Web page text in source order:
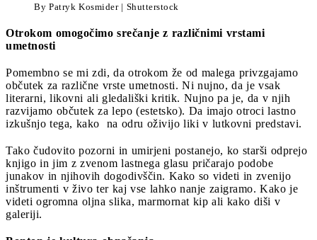
By Patryk Kosmider | Shutterstock
Otrokom omogočimo srečanje z različnimi vrstami
umetnosti
Pomembno se mi zdi, da otrokom že od malega privzgajamo
občutek za različne vrste umetnosti. Ni nujno, da je vsak
literarni, likovni ali gledališki kritik. Nujno pa je, da v njih
razvijamo občutek za lepo (estetsko). Da imajo otroci lastno
izkušnjo tega, kako na odru oživijo liki v lutkovni predstavi.
Tako čudovito pozorni in umirjeni postanejo, ko starši odprejo
knjigo in jim z zvenom lastnega glasu pričarajo podobe
junakov in njihovih dogodivščin. Kako so videti in zvenijo
inštrumenti v živo ter kaj vse lahko nanje zaigramo. Kako je
videti ogromna oljna slika, marmornat kip ali kako diši v
galeriji.